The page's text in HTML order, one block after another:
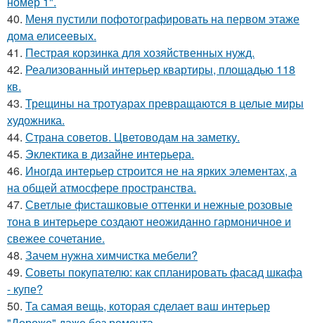
40. Меня пустили пофотографировать на первом этаже
дома елисеевых.
41. Пестрая корзинка для хозяйственных нужд.
42. Реализованный интерьер квартиры, площадью 118
кв.
43. Трещины на тротуарах превращаются в целые миры
художника.
44. Страна советов. Цветоводам на заметку.
45. Эклектика в дизайне интерьера.
46. Иногда интерьер строится не на ярких элементах, а
на общей атмосфере пространства.
47. Светлые фисташковые оттенки и нежные розовые
тона в интерьере создают неожиданно гармоничное и
свежее сочетание.
48. Зачем нужна химчистка мебели?
49. Советы покупателю: как спланировать фасад шкафа
- купе?
50. Та самая вещь, которая сделает ваш интерьер